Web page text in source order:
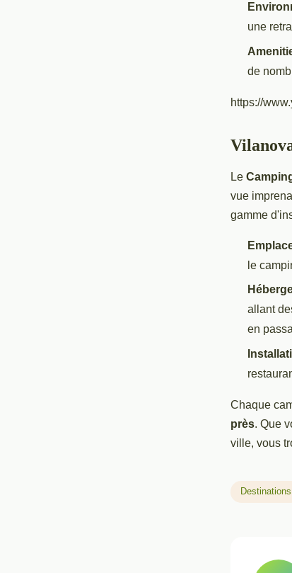
une
de
https://
Le
vue
gamme
le
allant
en
Chaque
près. Que
ville, vous
Destinations